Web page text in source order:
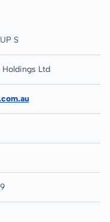
S
Ltd